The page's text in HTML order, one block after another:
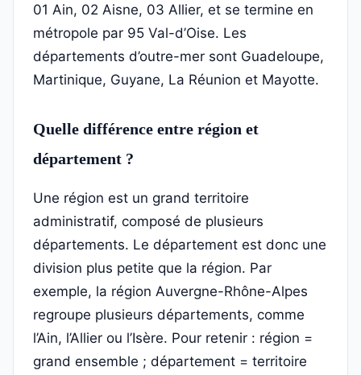
01 Ain, 02 Aisne, 03 Allier, et se termine en
métropole par 95 Val-d’Oise. Les
départements d’outre-mer sont Guadeloupe,
Martinique, Guyane, La Réunion et Mayotte.
Quelle différence entre région et
département ?
Une région est un grand territoire
administratif, composé de plusieurs
départements. Le département est donc une
division plus petite que la région. Par
exemple, la région Auvergne-Rhône-Alpes
regroupe plusieurs départements, comme
l’Ain, l’Allier ou l’Isère. Pour retenir : région =
grand ensemble ; département = territoire